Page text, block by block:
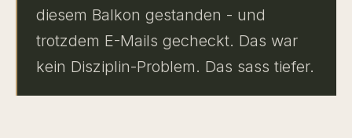
diesem Balkon gestanden - und
trotzdem E-Mails gecheckt. Das war
kein Disziplin-Problem. Das sass tiefer.